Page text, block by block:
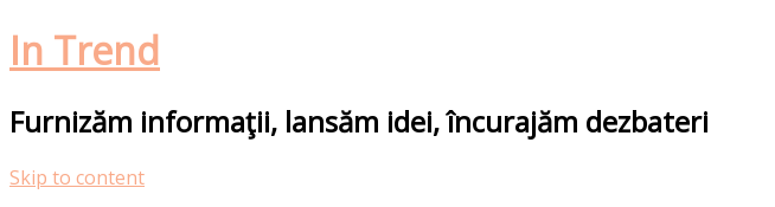
In Trend
Furnizăm informaţii, lansăm idei, încurajăm dezbateri
Skip to content